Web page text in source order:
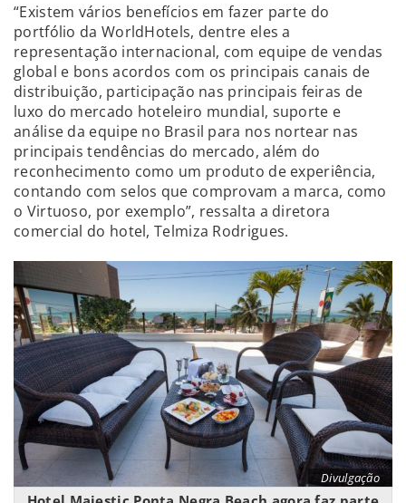
“Existem vários benefícios em fazer parte do
portfólio da WorldHotels, dentre eles a
representação internacional, com equipe de vendas
global e bons acordos com os principais canais de
distribuição, participação nas principais feiras de
luxo do mercado hoteleiro mundial, suporte e
análise da equipe no Brasil para nos nortear nas
principais tendências do mercado, além do
reconhecimento como um produto de experiência,
contando com selos que comprovam a marca, como
o Virtuoso, por exemplo”, ressalta a diretora
comercial do hotel, Telmiza Rodrigues.
Divulgação